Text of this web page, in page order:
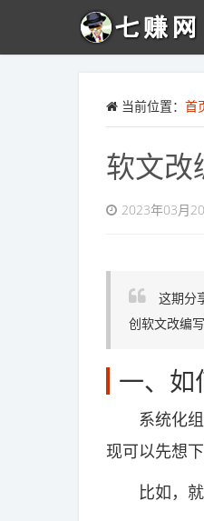
当前位置： 首
软文改
2023年03月
这期分
创软文改编
一、如
系统化组
现可以先想
比如，就